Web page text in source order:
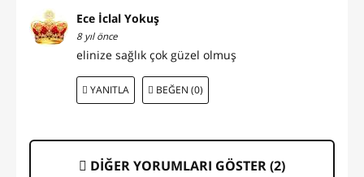
Ece İclal Yokuş
8 yıl önce
elinize sağlık çok güzel olmuş
YANITLA BEĞEN (0)
DİĞER YORUMLARI GÖSTER (2)